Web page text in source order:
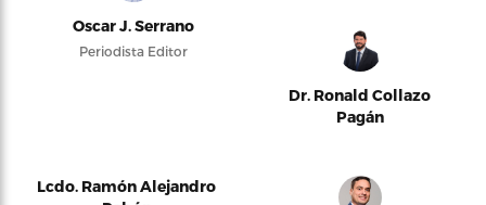
Oscar J. Serrano
Periodista Editor
Dr. Ronald Collazo
Pagán
Lcdo. Ramón Alejandro